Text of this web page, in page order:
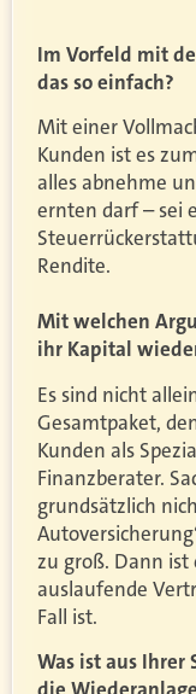
Im Vorfeld mit
das so einfach?
Mit einer
Kunden ist es
alles abnehme
ernten darf – sei
Rendite.
Mit welchen
ihr Kapital
Es sind nicht
Gesamtpaket,
Kunden als
Finanzberater.
grundsätzlich
zu groß. Dann
auslaufende
Fall ist.
Was ist aus Ihrer